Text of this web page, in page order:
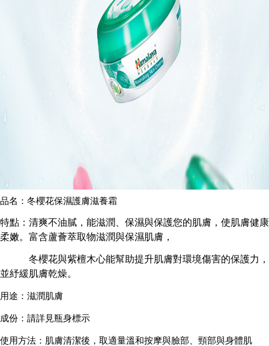
品名：冬櫻花保濕護膚滋養霜
特點：清爽不油膩，能滋潤、保濕與保護您的肌膚，使肌膚健康
柔嫩。富含蘆薈萃取物滋潤與保濕肌膚，
冬櫻花與紫檀木心能幫助提升肌膚對環境傷害的保護力，
並紓緩肌膚乾燥。
用途：滋潤肌膚
成份：請詳見瓶身標示
使用方法：肌膚清潔後，取適量溫和按摩與臉部、頸部與身體肌